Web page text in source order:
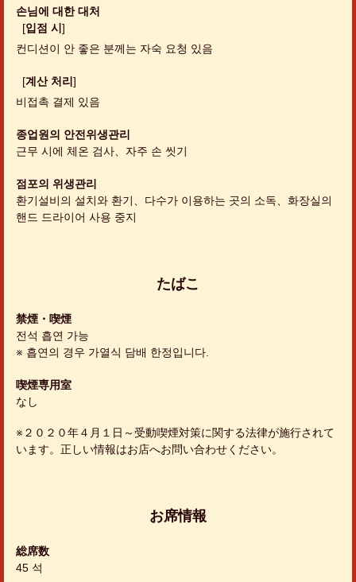
손님에 대한 대처
[입점 시 ]
컨디션이 안 좋은 분께는 자숙 요청 있음
[계산 처리 ]
비접촉 결제 있음
종업원의 안전위생관리
근무 시에 체온 검사
자주 손 씻기
점포의 위생관리
환기설비의 설치와 환기
다수가 이용하는 곳의 소독
화장실의
핸드 드라이어 사용 중지
たばこ
禁煙・喫煙
전석 흡연 가능
※ 흡연의 경우 가열식 담배 한정입니다.
喫煙専用室
なし
※２０２０年４月１日～受動喫煙対策に関する法律が施行されて
います。正しい情報はお店へお問い合わせください。
お席情報
総席数
45 석